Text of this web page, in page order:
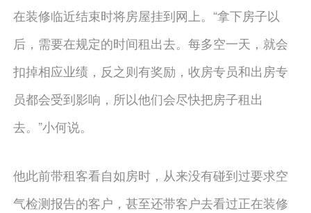
在装修临近结束时将房屋挂到网上。“拿下房子以
后，需要在规定的时间租出去。每多空一天，就会
扣掉相应业绩，反之则有奖励，收房专员和出房专
员都会受到影响，所以他们会尽快把房子租出
去。”小何说。
他此前带租客看自如房时，从来没有碰到过要求空
气检测报告的客户，甚至还带客户去看过正在装修